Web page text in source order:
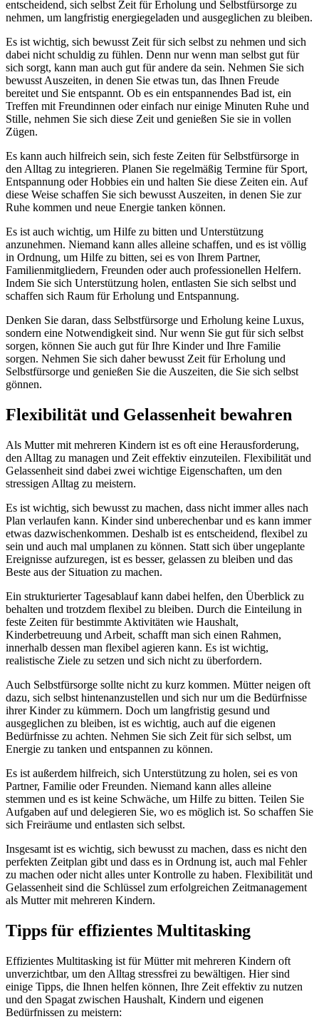
entscheidend, sich selbst Zeit für Erholung und Selbstfürsorge zu
nehmen, um langfristig energiegeladen und ausgeglichen zu bleiben.
Es ist wichtig, sich bewusst Zeit für sich selbst zu nehmen und sich
dabei nicht schuldig zu fühlen. Denn nur wenn man selbst gut für
sich sorgt, kann man auch gut für andere da sein. Nehmen Sie sich
bewusst Auszeiten, in denen Sie etwas tun, das Ihnen Freude
bereitet und Sie entspannt. Ob es ein entspannendes Bad ist, ein
Treffen mit Freundinnen oder einfach nur einige Minuten Ruhe und
Stille, nehmen Sie sich diese Zeit und genießen Sie sie in vollen
Zügen.
Es kann auch hilfreich sein, sich feste Zeiten für Selbstfürsorge in
den Alltag zu integrieren. Planen Sie regelmäßig Termine für Sport,
Entspannung oder Hobbies ein und halten Sie diese Zeiten ein. Auf
diese Weise schaffen Sie sich bewusst Auszeiten, in denen Sie zur
Ruhe kommen und neue Energie tanken können.
Es ist auch wichtig, um Hilfe zu bitten und Unterstützung
anzunehmen. Niemand kann alles alleine schaffen, und es ist völlig
in Ordnung, um Hilfe zu bitten, sei es von Ihrem Partner,
Familienmitgliedern, Freunden oder auch professionellen Helfern.
Indem Sie sich Unterstützung holen, entlasten Sie sich selbst und
schaffen sich Raum für Erholung und Entspannung.
Denken Sie daran, dass Selbstfürsorge und Erholung keine Luxus,
sondern eine Notwendigkeit sind. Nur wenn Sie gut für sich selbst
sorgen, können Sie auch gut für Ihre Kinder und Ihre Familie
sorgen. Nehmen Sie sich daher bewusst Zeit für Erholung und
Selbstfürsorge und genießen Sie die Auszeiten, die Sie sich selbst
gönnen.
Flexibilität und Gelassenheit bewahren
Als Mutter mit mehreren Kindern ist es oft eine Herausforderung,
den Alltag zu managen und Zeit effektiv einzuteilen. Flexibilität und
Gelassenheit sind dabei zwei wichtige Eigenschaften, um den
stressigen Alltag zu meistern.
Es ist wichtig, sich bewusst zu machen, dass nicht immer alles nach
Plan verlaufen kann. Kinder sind unberechenbar und es kann immer
etwas dazwischenkommen. Deshalb ist es entscheidend, flexibel zu
sein und auch mal umplanen zu können. Statt sich über ungeplante
Ereignisse aufzuregen, ist es besser, gelassen zu bleiben und das
Beste aus der Situation zu machen.
Ein strukturierter Tagesablauf kann dabei helfen, den Überblick zu
behalten und trotzdem flexibel zu bleiben. Durch die Einteilung in
feste Zeiten für bestimmte Aktivitäten wie Haushalt,
Kinderbetreuung und Arbeit, schafft man sich einen Rahmen,
innerhalb dessen man flexibel agieren kann. Es ist wichtig,
realistische Ziele zu setzen und sich nicht zu überfordern.
Auch Selbstfürsorge sollte nicht zu kurz kommen. Mütter neigen oft
dazu, sich selbst hintenanzustellen und sich nur um die Bedürfnisse
ihrer Kinder zu kümmern. Doch um langfristig gesund und
ausgeglichen zu bleiben, ist es wichtig, auch auf die eigenen
Bedürfnisse zu achten. Nehmen Sie sich Zeit für sich selbst, um
Energie zu tanken und entspannen zu können.
Es ist außerdem hilfreich, sich Unterstützung zu holen, sei es von
Partner, Familie oder Freunden. Niemand kann alles alleine
stemmen und es ist keine Schwäche, um Hilfe zu bitten. Teilen Sie
Aufgaben auf und delegieren Sie, wo es möglich ist. So schaffen Sie
sich Freiräume und entlasten sich selbst.
Insgesamt ist es wichtig, sich bewusst zu machen, dass es nicht den
perfekten Zeitplan gibt und dass es in Ordnung ist, auch mal Fehler
zu machen oder nicht alles unter Kontrolle zu haben. Flexibilität und
Gelassenheit sind die Schlüssel zum erfolgreichen Zeitmanagement
als Mutter mit mehreren Kindern.
Tipps für effizientes Multitasking
Effizientes Multitasking ist für Mütter mit mehreren Kindern oft
unverzichtbar, um den Alltag stressfrei zu bewältigen. Hier sind
einige Tipps, die Ihnen helfen können, Ihre Zeit effektiv zu nutzen
und den Spagat zwischen Haushalt, Kindern und eigenen
Bedürfnissen zu meistern: